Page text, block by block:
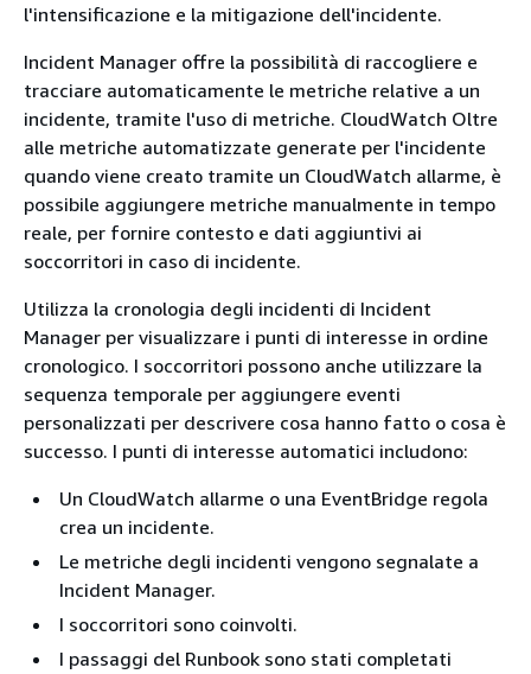
l'intensificazione e la mitigazione dell'incidente.
Incident Manager offre la possibilità di raccogliere e
tracciare automaticamente le metriche relative a un
incidente, tramite l'uso di metriche. CloudWatch Oltre
alle metriche automatizzate generate per l'incidente
quando viene creato tramite un CloudWatch allarme, è
possibile aggiungere metriche manualmente in tempo
reale, per fornire contesto e dati aggiuntivi ai
soccorritori in caso di incidente.
Utilizza la cronologia degli incidenti di Incident
Manager per visualizzare i punti di interesse in ordine
cronologico. I soccorritori possono anche utilizzare la
sequenza temporale per aggiungere eventi
personalizzati per descrivere cosa hanno fatto o cosa è
successo. I punti di interesse automatici includono:
Un CloudWatch allarme o una EventBridge regola
crea un incidente.
Le metriche degli incidenti vengono segnalate a
Incident Manager.
I soccorritori sono coinvolti.
I passaggi del Runbook sono stati completati